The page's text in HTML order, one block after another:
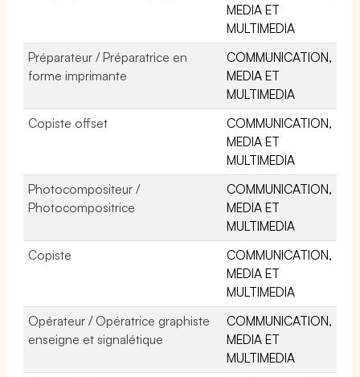
MEDIA ET
MULTIMEDIA
Préparateur / Préparatrice en
forme imprimante
COMMUNICATION,
MEDIA ET
MULTIMEDIA
Copiste offset
COMMUNICATION,
MEDIA ET
MULTIMEDIA
Photocompositeur /
Photocompositrice
COMMUNICATION,
MEDIA ET
MULTIMEDIA
Copiste
COMMUNICATION,
MEDIA ET
MULTIMEDIA
Opérateur / Opératrice graphiste
enseigne et signalétique
COMMUNICATION,
MEDIA ET
MULTIMEDIA